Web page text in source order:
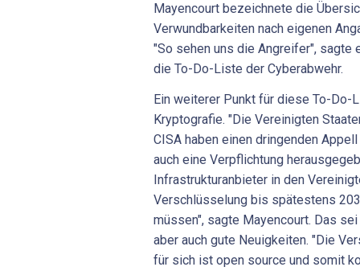
Mayencourt bezeichnete die
Verwundbarkeiten nach eigenen
"So sehen uns die Angreifer", sagte
die To-Do-Liste der Cyberabwehr.
Ein weiterer Punkt für diese To-Do-
Kryptografie. "Die Vereinigten
CISA haben einen dringenden
auch eine Verpflichtung
Infrastrukturanbieter in den
Verschlüsselung bis spätestens
müssen", sagte Mayencourt. Das
aber auch gute Neuigkeiten. "Die
für sich ist open source und somit